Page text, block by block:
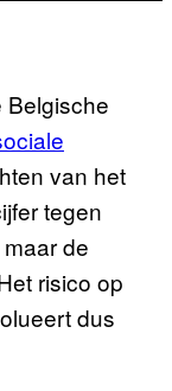
Belgische
van het
tegen
de
risico op
dus